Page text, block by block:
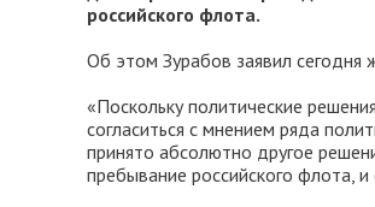
российского флота.
Об этом Зурабов заявил сегодня
«Поскольку политические
согласиться с мнением ряда
принято абсолютно другое
пребывание российского флота,